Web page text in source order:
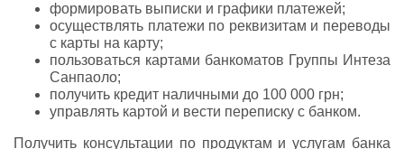
формировать выписки и графики платежей;
осуществлять платежи по реквизитам и переводы
с карты на карту;
пользоваться картами банкоматов Группы Интеза
Санпаоло;
получить кредит наличными до 100 000 грн;
управлять картой и вести переписку с банком.
Получить консультации по продуктам и услугам банка